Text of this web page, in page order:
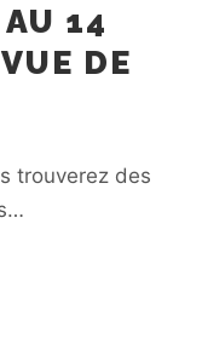
14
DE
trouverez des